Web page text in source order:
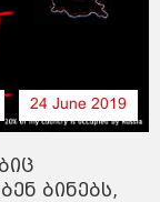
24 June 2019
ბინებს,